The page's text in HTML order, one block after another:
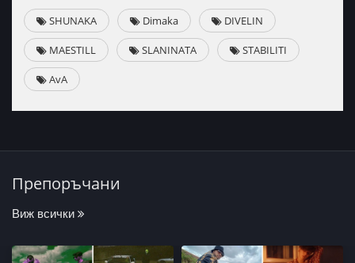
SHUNAKA Dimaka DIVELIN
MAESTILL SLANINATA STABILITI
AvA
Препоръчани
Виж всички